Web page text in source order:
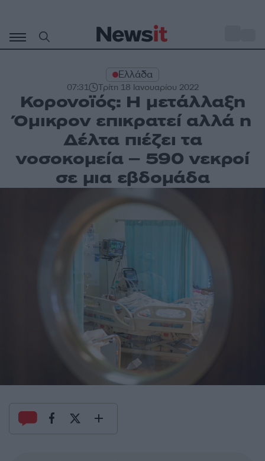
περιεχόμενο
Ελλάδα
07:31 Τρίτη 18 Ιανουαρίου 2022
Κορονοϊός: Η μετάλλαξη
Όμικρον επικρατεί αλλά η
Δέλτα πιέζει τα
νοσοκομεία – 590 νεκροί
σε μια εβδομάδα